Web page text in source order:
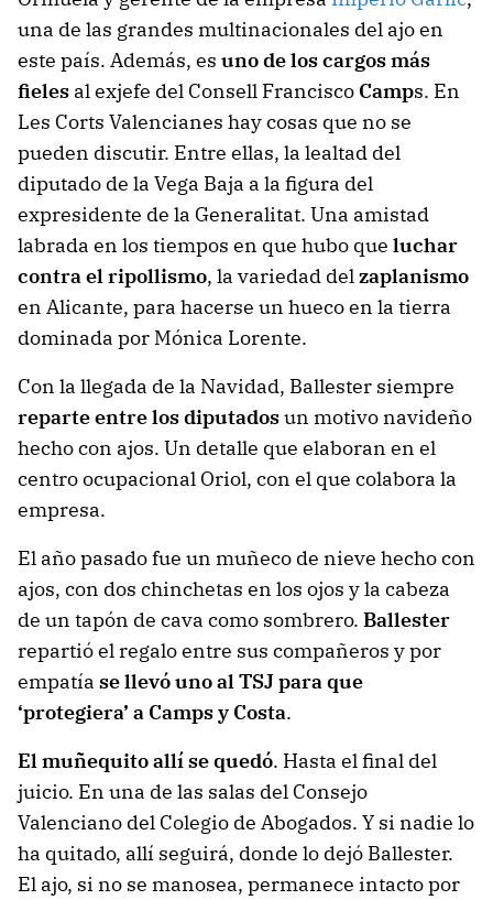
una de las grandes multinacionales del ajo en
este país. Además, es uno de los cargos más
fieles al exjefe del Consell Francisco Camps. En
Les Corts Valencianes hay cosas que no se
pueden discutir. Entre ellas, la lealtad del
diputado de la Vega Baja a la figura del
expresidente de la Generalitat. Una amistad
labrada en los tiempos en que hubo que luchar
contra el ripollismo, la variedad delzaplanismo
en Alicante, para hacerse un hueco en la tierra
dominada por Mónica Lorente.
Con la llegada de la Navidad, Ballester siempre
reparte entre los diputadosun motivo navideño
hecho con ajos. Un detalle que elaboran en el
centro ocupacional Oriol, con el que colabora la
empresa.
El año pasado fue un muñeco de nieve hecho con
ajos, con dos chinchetas en los ojos y la cabeza
de un tapón de cava como sombrero. Ballester
repartió el regalo entre sus compañeros y por
empatía se llevó uno al TSJ para que
‘protegiera’ a Camps y Costa.
El muñequito allí se quedó. Hasta el final del
juicio. En una de las salas del Consejo
Valenciano del Colegio de Abogados. Y si nadie lo
ha quitado, allí seguirá, donde lo dejó Ballester.
El ajo, si no se manosea, permanece intacto por